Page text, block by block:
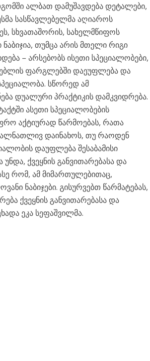
ალბათ დამუშავდება დეტალები,
სასწავლებელმა აღიაროს
სხვათაშორის, სახელმწიფოს
თუმცა არის მთელი რიგი
– არსებობს ისეთი სპეციალობები,
ფარგლებში დაეუფლება და
სწორედ ამ
დუალური პრაქტიკის დამკვიდრება.
ასეთი სპეციალობების
აქტიურად წარმოებას, რათა
დაინახოს, თუ რაოდენ
დაუფლება შესაბამისი
ქვეყნის განვითარებასა და
რომ, ამ მიმართულებითაც,
ნაბიჯები. გისურვებთ წარმატებას,
ქვეყნის განვითარებასა და
ეკა სეფაშვილმა.